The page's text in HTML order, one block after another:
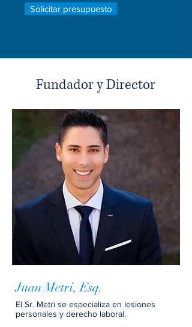
Solicitar presupuesto
Juan Metri, Esq.
El Sr. Metri se especializa en lesiones
personales y derecho laboral.
Fundador y Director